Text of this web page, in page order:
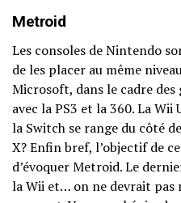
Metroid
Les consoles de Nintendo
de les placer au même
Microsoft, dans le cadre des
avec la PS3 et la 360. La Wii
la Switch se range du côté
X? Enfin bref, l’objectif de
d’évoquer Metroid. Le
la Wii et… on ne devrait pas